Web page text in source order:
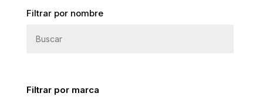
Filtrar por nombre
Filtrar por marca